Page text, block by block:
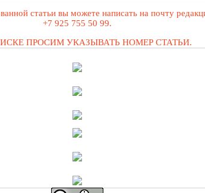
статьи вы можете написать на почту
+7 925 755 50 99.
ПРОСИМ УКАЗЫВАТЬ НОМЕР СТАТЬИ.